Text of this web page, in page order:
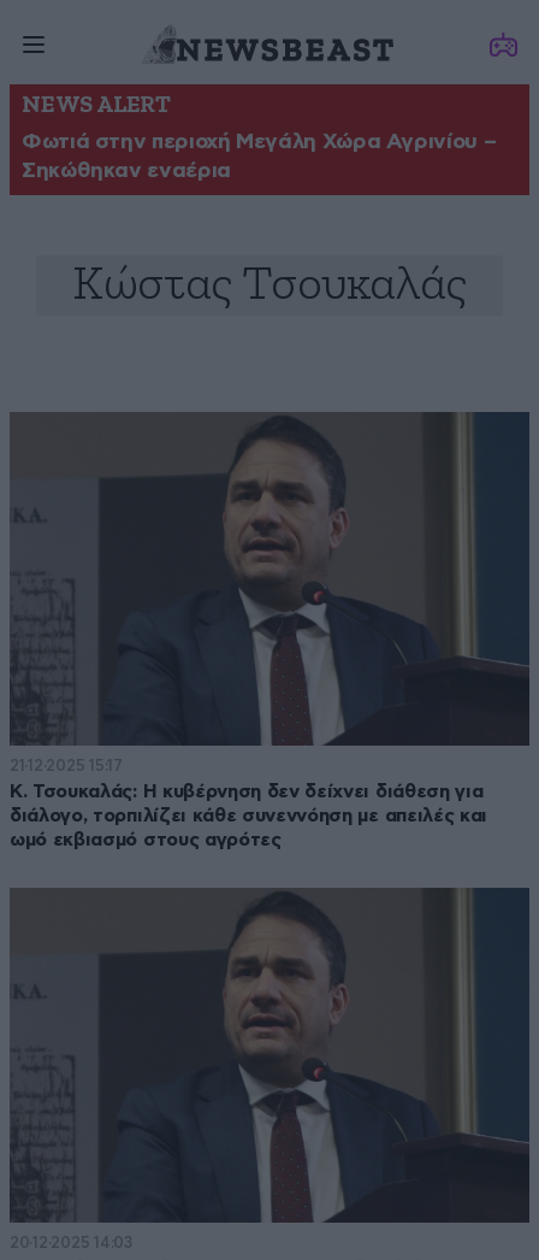
NEWS ALERT
Φωτιά στην περιοχή Μεγάλη Χώρα Αγρινίου –
Σηκώθηκαν εναέρια
Κώστας Τσουκαλάς
21·12·2025 15:17
Κ. Τσουκαλάς: Η κυβέρνηση δεν δείχνει διάθεση για
διάλογο, τορπιλίζει κάθε συνεννόηση με απειλές και
ωμό εκβιασμό στους αγρότες
20·12·2025 14:03